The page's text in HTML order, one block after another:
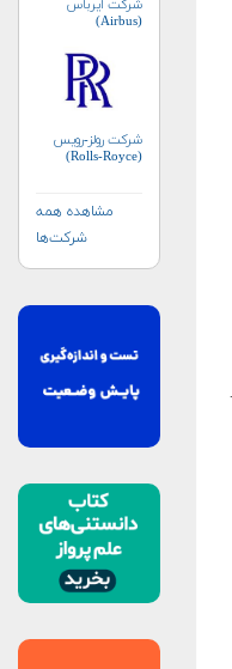
شرکت ایرباس
(Airbus)
شرکت رولز-رویس
(Rolls-Royce)
مشاهده همه
شرکت‌ها